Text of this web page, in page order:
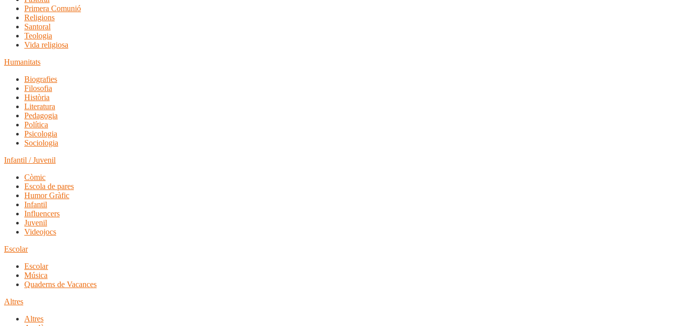
Primera Comunió
Religions
Santoral
Teologia
Vida religiosa
Humanitats
Biografies
Filosofia
Història
Literatura
Pedagogia
Política
Psicologia
Sociologia
Infantil / Juvenil
Còmic
Escola de pares
Humor Gràfic
Infantil
Influencers
Juvenil
Videojocs
Escolar
Escolar
Música
Quaderns de Vacances
Altres
Altres